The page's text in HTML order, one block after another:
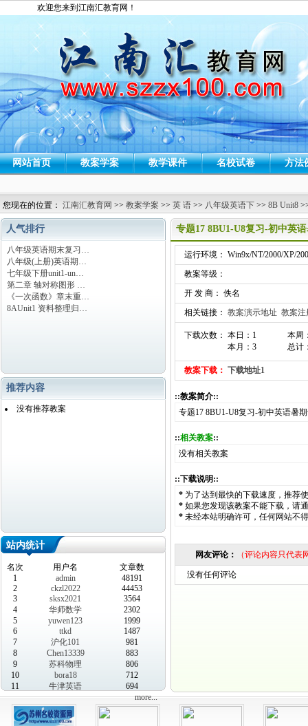
欢迎您来到江南汇教育网！
网站首页 教案学案 教学课件 名校试卷 方法
您现在的位置： 江南汇教育网 >> 教案学案 >> 英 语 >> 八年级英语下 >> 8B Unit8
人气排行
八年级英语期末复习…
八年级(上册)英语期…
七年级下册unit1-un…
第二章 轴对称图形 …
《一次函数》章末重…
8AUnit1 资料整理归…
推荐内容
没有推荐教案
站内统计
名次 用户名
文章数
1
admin
48191
2
ckzl2022
44453
3
sksx2021
3564
4
华师数学
2302
5
yuwen123
1999
6
ttkd
1487
7
沪化101
981
8
Chen13339
883
9
苏科物理
806
10
bora18
712
11
牛津英语
694
more...
专题17 8BU1-U8复习-初中英
运行环境： Win9x/NT/2000/XP/
教案等级：
开 发 商： 佚名
相关链接： 教案演示地址 教案注
下载次数： 本日：1
本月：3
本周
总计
教案下载： 下载地址1
::教案简介::
专题17 8BU1-U8复习-初中英语暑
::相关教案::
没有相关教案
::下载说明::
* 为了达到最快的下载速度，推荐
* 如果您发现该教案不能下载，请
* 未经本站明确许可，任何网站不
网友评论： （评论内容只代
没有任何评论